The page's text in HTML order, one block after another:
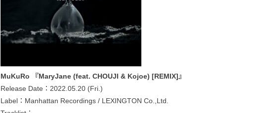
MuKuRo 『MaryJane (feat. CHOUJI & Kojoe) [REMIX]』
Release Date：2022.05.20 (Fri.)
Label：Manhattan Recordings / LEXINGTON Co.,Ltd.